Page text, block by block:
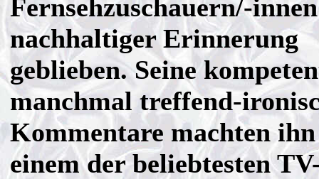
Fernsehzuschauern/-
nachhaltiger Erinnerung
geblieben. Seine
manchmal treffend-
Kommentare machten
einem der beliebtesten